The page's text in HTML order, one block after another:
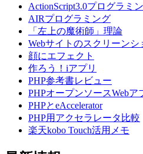
ActionScript3.0プログラミ
AIRプログラミング
「左上の魔術師」理論
Webサイトのスクリーンシ
顔にエフェクト
作ろう！iアプリ
PHP参考書レビュー
PHPオープンソースWebア
PHPとeAccelerator
PHP用アクセラレータ比較
楽天kobo Touch活用メモ